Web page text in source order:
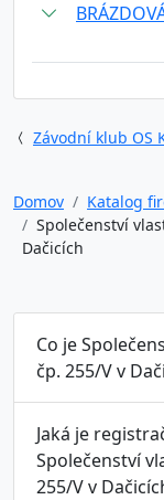
Závodní klub OS
Domov
Katalog
Společenství
Dačicích
Co je
čp. 255/V v
Jaká je
Společenství
255/V v